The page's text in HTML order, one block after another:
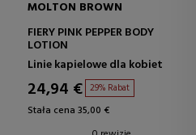
MOLTON BROWN
FIERY PINK PEPPER BODY
LOTION
Linie kapielowe dla kobiet
24,94 € 29% Rabat
Stała cena 35,00 €